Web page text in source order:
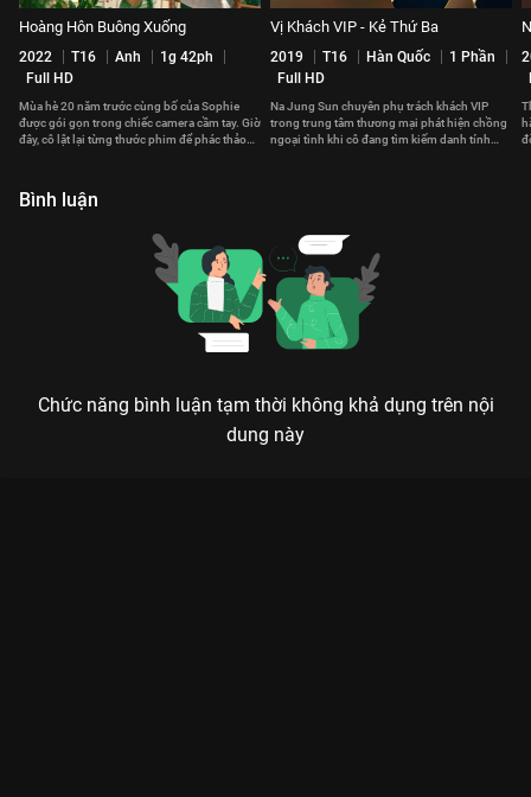
Hoàng Hôn Buông Xuống
2022 T16 Anh
1g 42ph
Full HD
Mùa hè 20 năm trước cùng bố của Sophie
được gói gọn trong chiếc camera cầm tay. Giờ
đây, cô lật lại từng thước phim để phác thảo
Vị Khách VIP - Kẻ Thứ Ba
2019 T16 Hàn Quốc
1 Phần
Full HD
Na Jung Sun chuyên phụ trách khách VIP
trong trung tâm thương mại phát hiện chồng
ngoại tình khi cô đang tìm kiếm danh tính
Bình luận
Chức năng bình luận tạm thời không khả dụng trên nội
dung này